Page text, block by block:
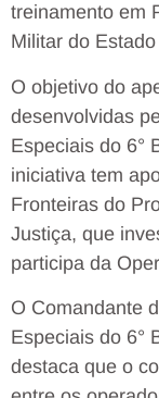
treinamento em
Militar do
O objetivo do
desenvolvidas
Especiais do 6°
iniciativa tem
Fronteiras do
Justiça, que
participa da
O Comandante
Especiais do 6°
destaca que o